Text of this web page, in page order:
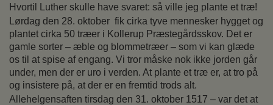
Hvortil Luther skulle have svaret: så ville jeg plante et træ!
Lørdag den 28. oktober fik cirka tyve mennesker hygget og
plantet cirka 50 træer i Kollerup Præstegårdsskov. Det er
gamle sorter – æble og blommetræer – som vi kan glæde
os til at spise af engang. Vi tror måske nok ikke jorden går
under, men der er uro i verden. At plante et træ er, at tro på
og insistere på, at der er en fremtid trods alt.
Allehelgensaften tirsdag den 31. oktober 1517 – var det at